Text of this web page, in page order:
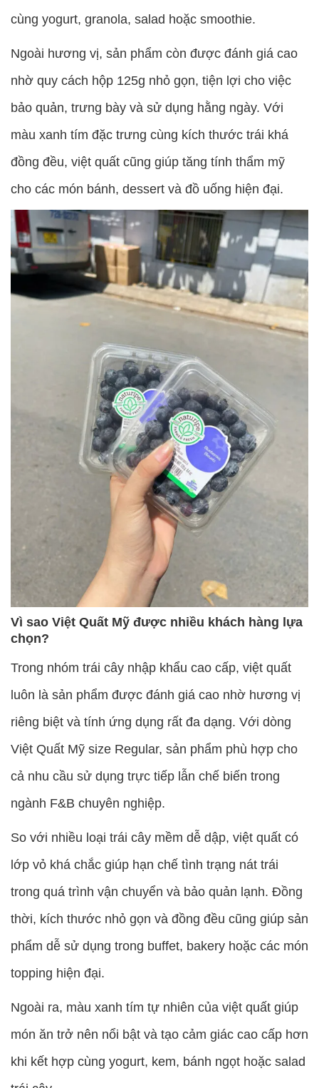
cùng yogurt, granola, salad hoặc smoothie.
Ngoài hương vị, sản phẩm còn được đánh giá cao
nhờ quy cách hộp 125g nhỏ gọn, tiện lợi cho việc
bảo quản, trưng bày và sử dụng hằng ngày. Với
màu xanh tím đặc trưng cùng kích thước trái khá
đồng đều, việt quất cũng giúp tăng tính thẩm mỹ
cho các món bánh, dessert và đồ uống hiện đại.
Vì sao Việt Quất Mỹ được nhiều khách hàng lựa
chọn?
Trong nhóm trái cây nhập khẩu cao cấp, việt quất
luôn là sản phẩm được đánh giá cao nhờ hương vị
riêng biệt và tính ứng dụng rất đa dạng. Với dòng
Việt Quất Mỹ size Regular, sản phẩm phù hợp cho
cả nhu cầu sử dụng trực tiếp lẫn chế biến trong
ngành F&B chuyên nghiệp.
So với nhiều loại trái cây mềm dễ dập, việt quất có
lớp vỏ khá chắc giúp hạn chế tình trạng nát trái
trong quá trình vận chuyển và bảo quản lạnh. Đồng
thời, kích thước nhỏ gọn và đồng đều cũng giúp sản
phẩm dễ sử dụng trong buffet, bakery hoặc các món
topping hiện đại.
Ngoài ra, màu xanh tím tự nhiên của việt quất giúp
món ăn trở nên nổi bật và tạo cảm giác cao cấp hơn
khi kết hợp cùng yogurt, kem, bánh ngọt hoặc salad